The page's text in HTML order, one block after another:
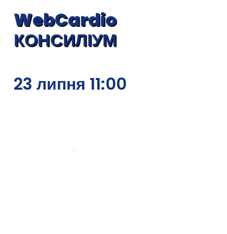
WebCardio
КОНСИЛІУМ
23 липня 11:00